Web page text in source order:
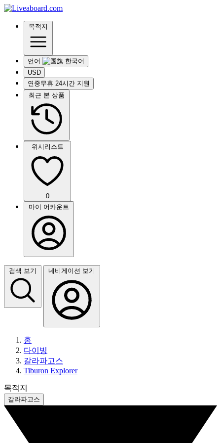
목적지
언어
USD
연중무휴 24시간 지원
최근 본 상품
위시리스트
0
마이 어카운트
검색 보기 네비게이션 보기
홈
다이빙
갈라파고스
Tiburon Explorer
목적지
갈라파고스